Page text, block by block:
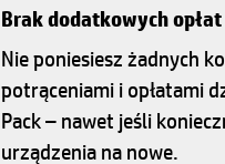
Brak dodatkowych opłat
Nie poniesiesz żadnych
potrąceniami i opłatami
Pack – nawet jeśli
urządzenia na nowe.